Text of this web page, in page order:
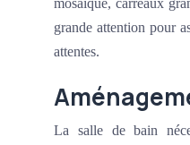
grande attention pour
attentes.
La salle de bain